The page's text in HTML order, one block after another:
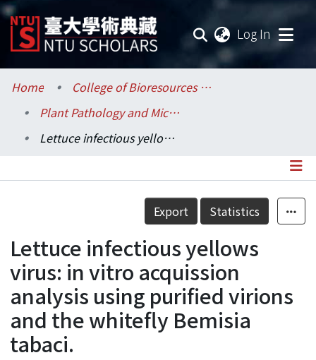
Log In
Communities & Collections
Research Outputs
Statistics
Home
College of Bioresources and Agriculture / 生物資源暨農學院
Plant Pathology and Microbiology / 植物病理與微生物學系
Lettuce infectious yellows virus: in vitro acquission analysis using purified virions and the whitefly Bemisia tabaci.
Details
Export Statistics
Lettuce infectious yellows
virus: in vitro acquission
analysis using purified virions
and the whitefly Bemisia
tabaci.